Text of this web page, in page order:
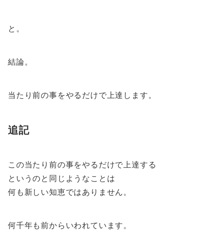
と。
結論。
当たり前の事をやるだけで上達します。
追記
この当たり前の事をやるだけで上達する
というのと同じようなことは
何も新しい知恵ではありません。
何千年も前からいわれています。